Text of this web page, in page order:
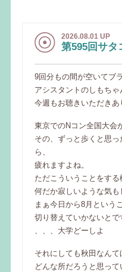
2026.08.01 UP
第595回サ
9回分もの間が空いてブ
アシスタントのしもちゃ
今週もお聴きいただきあ
東京でのNコン全国大会
その、ずっと歩くと思
ら、
疲れますよね。
ただこういうことをす
何だか寂しいような気も
まぁ今日から8月という
切り替えていかないとで
、、、大学どーしよ
それにしても秋田なんて
どんな所だろうと思って